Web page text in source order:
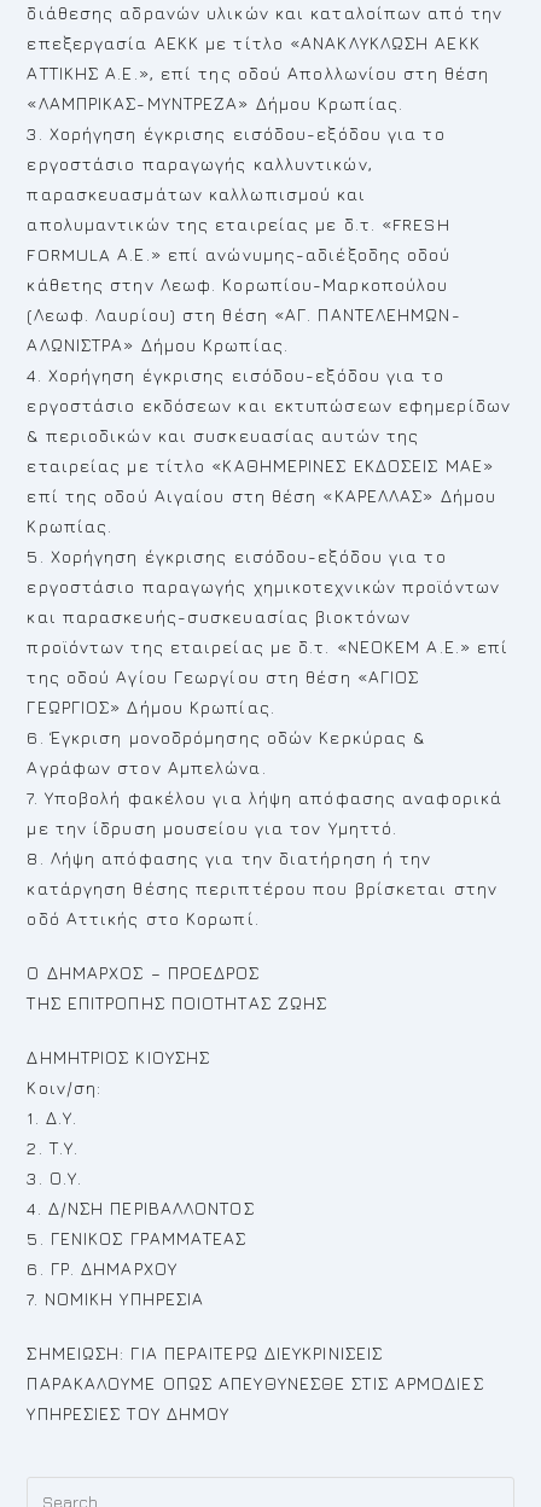
διάθεσης αδρανών υλικών και καταλοίπων από την
επεξεργασία ΑΕΚΚ με τίτλο «ΑΝΑΚΛΥΚΛΩΣΗ ΑΕΚΚ
ΑΤΤΙΚΗΣ Α.Ε.», επί της οδού Απολλωνίου στη θέση
«ΛΑΜΠΡΙΚΑΣ-ΜΥΝΤΡΕΖΑ» Δήμου Κρωπίας.
3. Χορήγηση έγκρισης εισόδου-εξόδου για το
εργοστάσιο παραγωγής καλλυντικών,
παρασκευασμάτων καλλωπισμού και
απολυμαντικών της εταιρείας με δ.τ. «FRESH
FORMULA Α.Ε.» επί ανώνυμης-αδιέξοδης οδού
κάθετης στην Λεωφ. Κορωπίου-Μαρκοπούλου
(Λεωφ. Λαυρίου) στη θέση «ΑΓ. ΠΑΝΤΕΛΕΗΜΩΝ-
ΑΛΩΝΙΣΤΡΑ» Δήμου Κρωπίας.
4. Χορήγηση έγκρισης εισόδου-εξόδου για το
εργοστάσιο εκδόσεων και εκτυπώσεων εφημερίδων
& περιοδικών και συσκευασίας αυτών της
εταιρείας με τίτλο «ΚΑΘΗΜΕΡΙΝΕΣ ΕΚΔΟΣΕΙΣ ΜΑΕ»
επί της οδού Αιγαίου στη θέση «ΚΑΡΕΛΛΑΣ» Δήμου
Κρωπίας.
5. Χορήγηση έγκρισης εισόδου-εξόδου για το
εργοστάσιο παραγωγής χημικοτεχνικών προϊόντων
και παρασκευής-συσκευασίας βιοκτόνων
προϊόντων της εταιρείας με δ.τ. «ΝΕΟΚΕΜ Α.Ε.» επί
της οδού Αγίου Γεωργίου στη θέση «ΑΓΙΟΣ
ΓΕΩΡΓΙΟΣ» Δήμου Κρωπίας.
6. Έγκριση μονοδρόμησης οδών Κερκύρας &
Αγράφων στον Αμπελώνα.
7. Υποβολή φακέλου για λήψη απόφασης αναφορικά
με την ίδρυση μουσείου για τον Υμηττό.
8. Λήψη απόφασης για την διατήρηση ή την
κατάργηση θέσης περιπτέρου που βρίσκεται στην
οδό Αττικής στο Κορωπί.
Ο ΔΗΜΑΡΧΟΣ – ΠΡΟΕΔΡΟΣ
ΤΗΣ ΕΠΙΤΡΟΠΗΣ ΠΟΙΟΤΗΤΑΣ ΖΩΗΣ
ΔΗΜΗΤΡΙΟΣ ΚΙΟΥΣΗΣ
Κοιν/ση:
1. Δ.Υ.
2. Τ.Υ.
3. Ο.Υ.
4. Δ/ΝΣΗ ΠΕΡΙΒΑΛΛΟΝΤΟΣ
5. ΓΕΝΙΚΟΣ ΓΡΑΜΜΑΤΕΑΣ
6. ΓΡ. ΔΗΜΑΡΧΟΥ
7. ΝΟΜΙΚΗ ΥΠΗΡΕΣΙΑ
ΣΗΜΕΙΩΣΗ: ΓΙΑ ΠΕΡΑΙΤΕΡΩ ΔΙΕΥΚΡΙΝΙΣΕΙΣ
ΠΑΡΑΚΑΛΟΥΜΕ ΟΠΩΣ ΑΠΕΥΘΥΝΕΣΘΕ ΣΤΙΣ ΑΡΜΟΔΙΕΣ
ΥΠΗΡΕΣΙΕΣ ΤΟΥ ΔΗΜΟΥ